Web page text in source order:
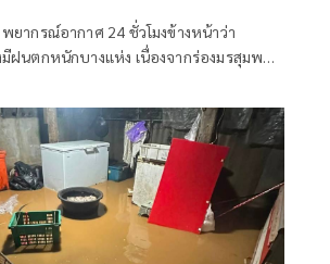
ยากรณ์อากาศ 24 ชั่วโมงข้างหน้าว่า
ฝนตกหนักบางแห่ง เนื่องจากร่องมรสุมพาด
ยงใต้